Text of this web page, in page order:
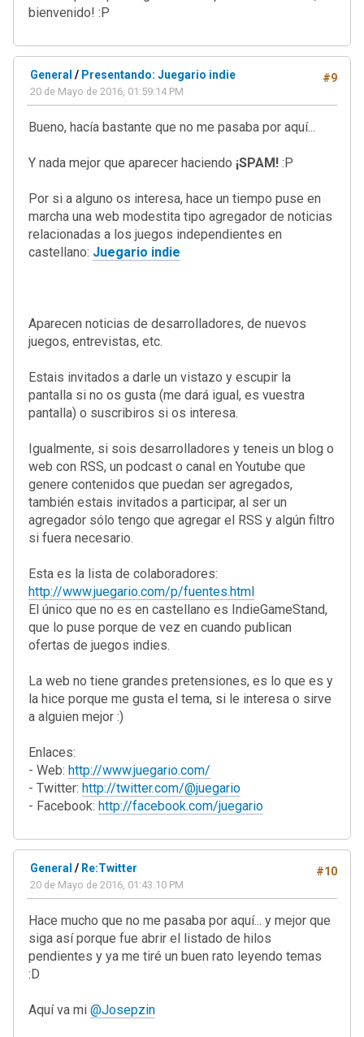
bienvenido! :P
#9
General / Presentando: Juegario indie
20 de Mayo de 2016, 01:59:14 PM
Bueno, hacía bastante que no me pasaba por aquí...
Y nada mejor que aparecer haciendo ¡SPAM! :P
Por si a alguno os interesa, hace un tiempo puse en
marcha una web modestita tipo agregador de noticias
relacionadas a los juegos independientes en
castellano: Juegario indie
Aparecen noticias de desarrolladores, de nuevos
juegos, entrevistas, etc.
Estais invitados a darle un vistazo y escupir la
pantalla si no os gusta (me dará igual, es vuestra
pantalla) o suscribiros si os interesa.
Igualmente, si sois desarrolladores y teneis un blog o
web con RSS, un podcast o canal en Youtube que
genere contenidos que puedan ser agregados,
también estais invitados a participar, al ser un
agregador sólo tengo que agregar el RSS y algún filtro
si fuera necesario.
Esta es la lista de colaboradores:
http://www.juegario.com/p/fuentes.html
El único que no es en castellano es IndieGameStand,
que lo puse porque de vez en cuando publican
ofertas de juegos indies.
La web no tiene grandes pretensiones, es lo que es y
la hice porque me gusta el tema, si le interesa o sirve
a alguien mejor :)
Enlaces:
- Web: http://www.juegario.com/
- Twitter: http://twitter.com/@juegario
- Facebook: http://facebook.com/juegario
#10
General / Re:Twitter
20 de Mayo de 2016, 01:43:10 PM
Hace mucho que no me pasaba por aquí... y mejor que
siga así porque fue abrir el listado de hilos
pendientes y ya me tiré un buen rato leyendo temas
:D
Aquí va mi @Josepzin